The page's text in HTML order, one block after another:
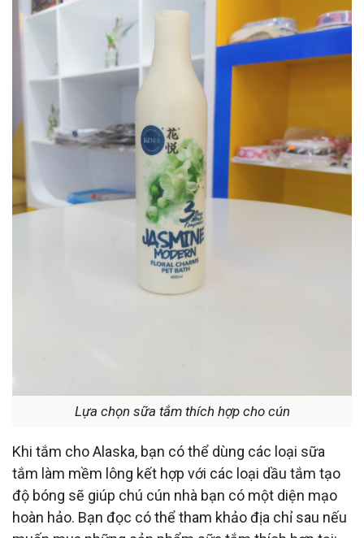
Lựa chọn sữa tắm thích hợp cho cún
Khi tắm cho Alaska, bạn có thể dùng các loại sữa
tắm làm mềm lông kết hợp với các loại dầu tắm tạo
độ bóng sẽ giúp chú cún nhà bạn có một diện mạo
hoàn hảo. Bạn đọc có thể tham khảo địa chỉ sau nếu